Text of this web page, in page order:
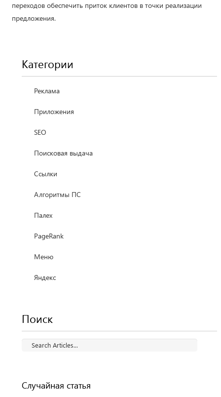
переходов обеспечить приток клиентов в точки реализации
предложения.
Категории
Реклама
Приложения
SEO
Поисковая выдача
Ссылки
Алгоритмы ПС
Палех
PageRank
Меню
Яндекс
Поиск
Случайная статья